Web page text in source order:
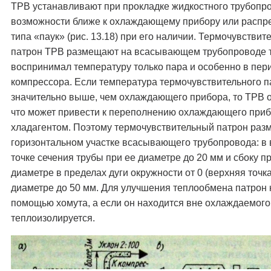
ТРВ устанавливают при прокладке жидкостного
возможности ближе к охлаждающему прибору или
типа «паук» (рис. 13.18) при его наличии.
патрон ТРВ размещают на всасывающем трубопроводе
воспринимал температуру только пара и особенно в
компрессора. Если температура термочувствительного
значительно выше, чем охлаждающего прибора, то ТРВ
что может привести к переполнению охлаждающего
хладагентом. Поэтому термочувствительный патрон
горизонтальном участке всасывающего трубопровода: в
точке сечения трубы при ее диаметре до 20 мм и сбоку
диаметре в пределах дуги окружности от 0 (верхняя
диаметре до 50 мм. Для улучшения теплообмена патрон
помощью хомута, а если он находится вне
теплоизолируется.